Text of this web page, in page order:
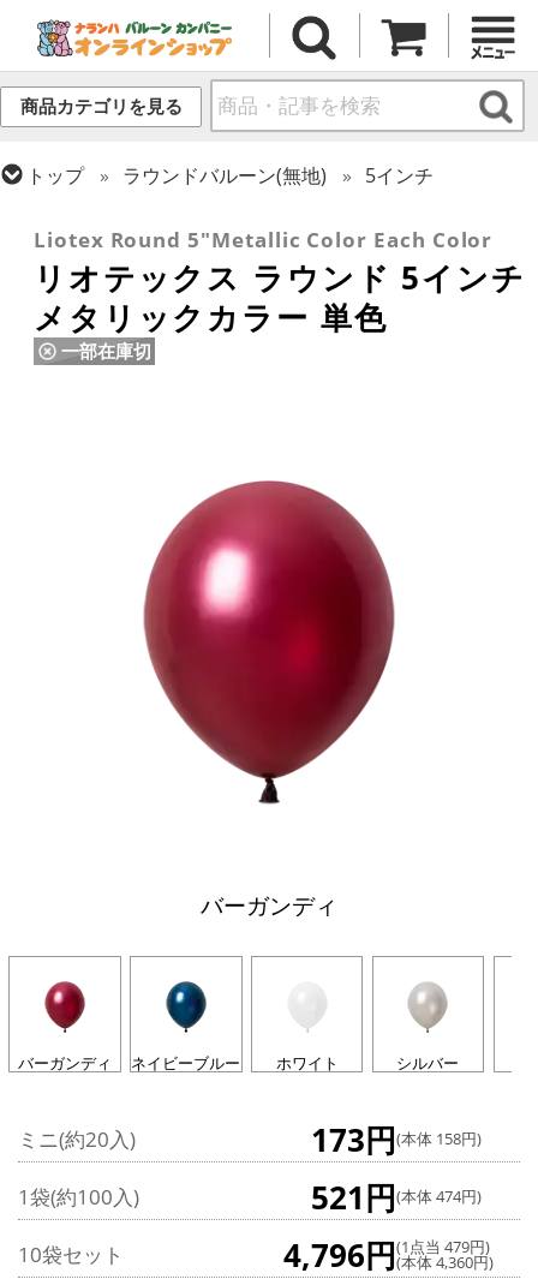
商品カテゴリを見る
トップ ラウンドバルーン(無地)
5インチ
Liotex Round 5"Metallic Color Each Color
リオテックス ラウンド 5インチ
メタリックカラー 単色
一部在庫切
バーガンディ
バーガンディ ネイビーブルー ホワイト シルバー
ミニ(約20入) 173円(本体 158円)
1袋(約100入) 521円(本体 474円)
10袋セット 4,796円(1点当 479円)
(本体 4,360円)